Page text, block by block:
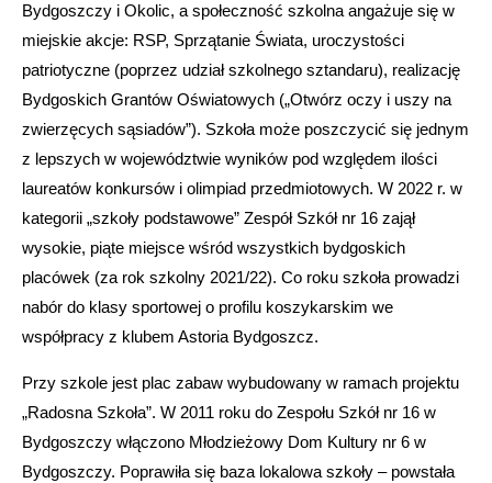
Bydgoszczy i Okolic, a społeczność szkolna angażuje się w
miejskie akcje: RSP, Sprzątanie Świata, uroczystości
patriotyczne (poprzez udział szkolnego sztandaru), realizację
Bydgoskich Grantów Oświatowych („Otwórz oczy i uszy na
zwierzęcych sąsiadów”). Szkoła może poszczycić się jednym
z lepszych w województwie wyników pod względem ilości
laureatów konkursów i olimpiad przedmiotowych. W 2022 r. w
kategorii „szkoły podstawowe” Zespół Szkół nr 16 zajął
wysokie, piąte miejsce wśród wszystkich bydgoskich
placówek (za rok szkolny 2021/22). Co roku szkoła prowadzi
nabór do klasy sportowej o profilu koszykarskim we
współpracy z klubem Astoria Bydgoszcz.
Przy szkole jest plac zabaw wybudowany w ramach projektu
„Radosna Szkoła”. W 2011 roku do Zespołu Szkół nr 16 w
Bydgoszczy włączono Młodzieżowy Dom Kultury nr 6 w
Bydgoszczy. Poprawiła się baza lokalowa szkoły – powstała